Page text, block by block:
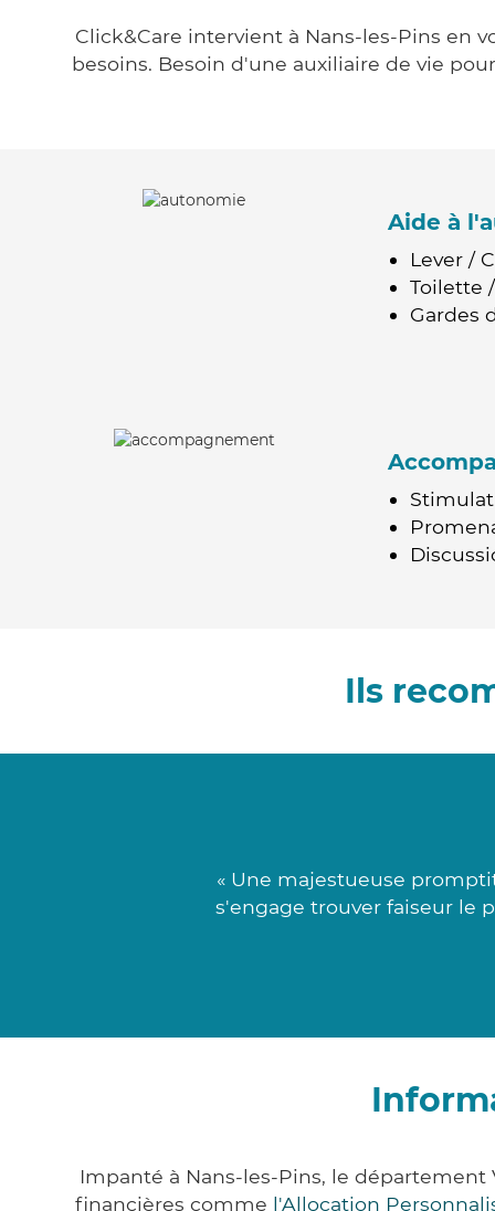
Click&Care intervient à Nans-les-Pins en
besoins. Besoin d'une auxiliaire de vie
Aide à
Lever /
Toilette
Gardes
Ils
« Une majestueuse
s'engage trouver faiseur le
Impanté à Nans-les-Pins, le département
financières comme l'Allocation